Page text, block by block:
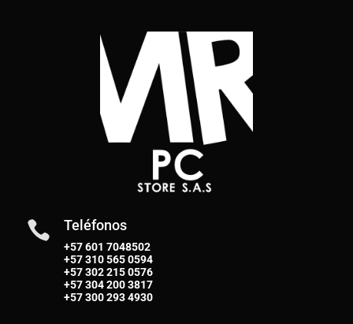
 Teléfonos
+57 601 7048502
+57310 565 0594
+57302 215 0576
+57304 200 3817
+57300 293 4930